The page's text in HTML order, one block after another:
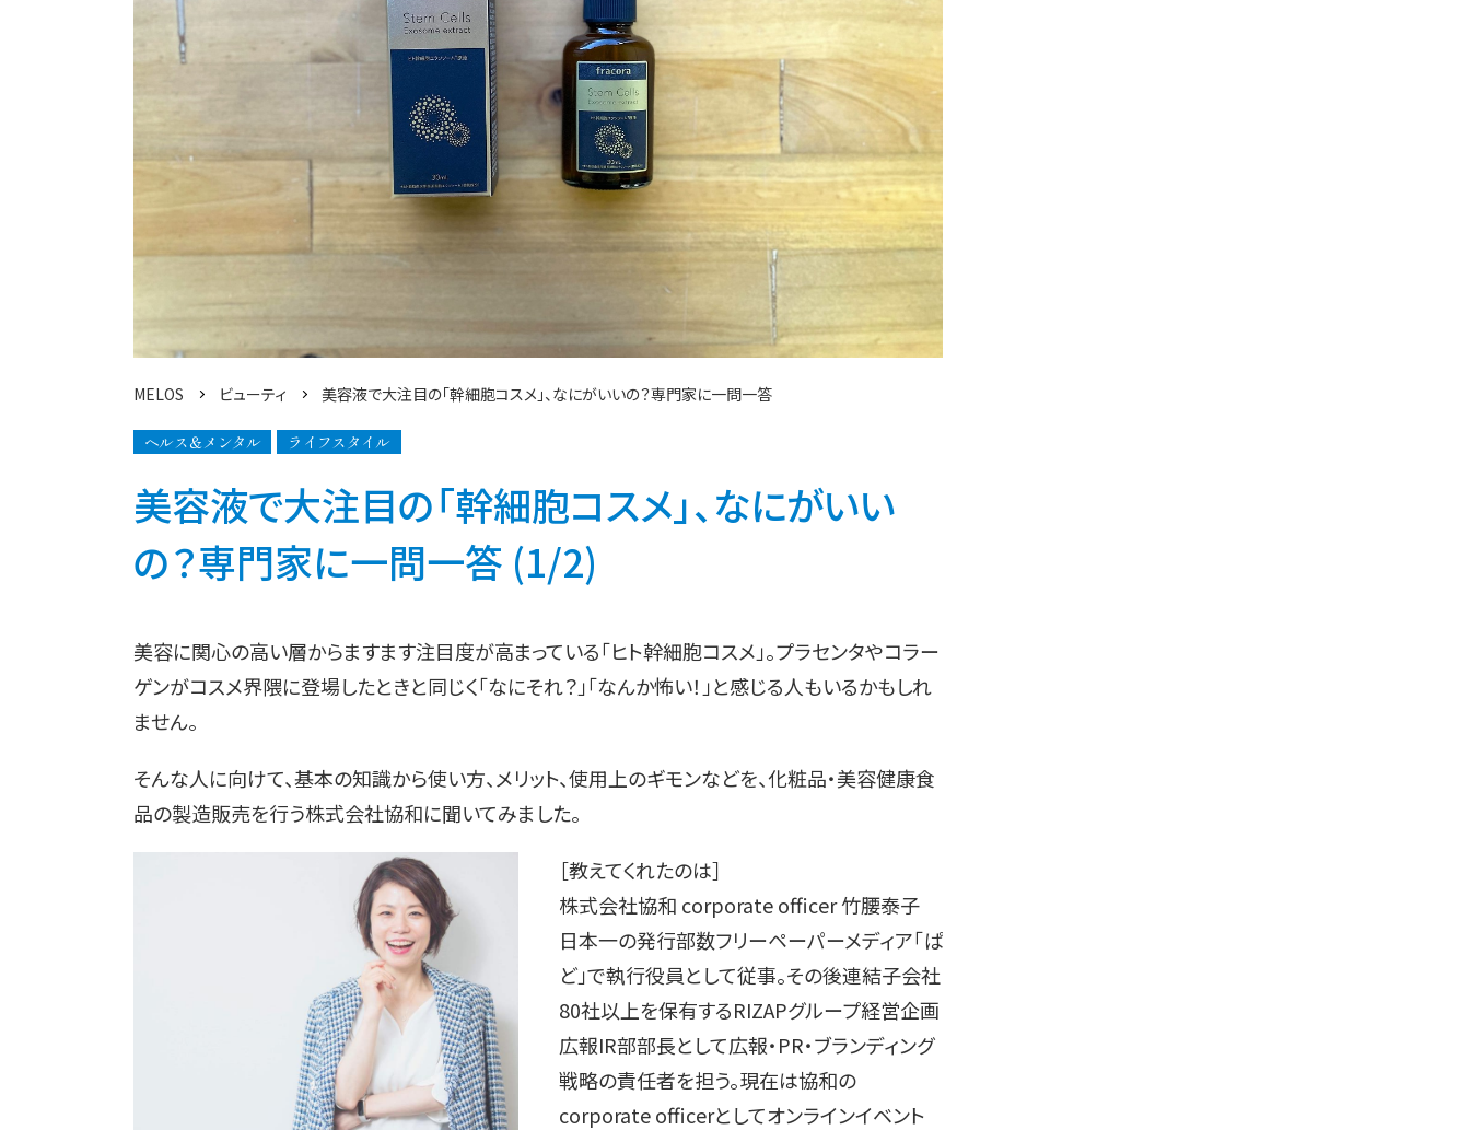
MELOS ビューティ 美容液で大注目の「幹細胞コスメ」、なにがいいの？専門家に一問一答
ヘルス＆メンタル ライフスタイル
美容液で大注目の「幹細胞コスメ」、なにがいい
の？専門家に一問一答 (1/2)
美容に関心の高い層からますます注目度が高まっている「ヒト幹細胞コスメ」。プラセンタやコラー
ゲンがコスメ界隈に登場したときと同じく「なにそれ？」「なんか怖い！」と感じる人もいるかもしれ
ません。
そんな人に向けて、基本の知識から使い方、メリット、使用上のギモンなどを、化粧品・美容健康食
品の製造販売を行う株式会社協和に聞いてみました。
［教えてくれたのは］
株式会社協和 corporate officer 竹腰泰子
日本一の発行部数フリーペーパーメディア「ぱ
ど」で執行役員として従事。その後連結子会社
80社以上を保有するRIZAPグループ経営企画
広報IR部部長として広報・PR・ブランディング
戦略の責任者を担う。現在は協和の
corporate officerとしてオンラインイベント